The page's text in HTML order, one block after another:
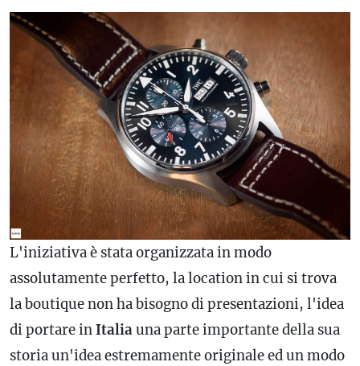
L'iniziativa è stata organizzata in modo
assolutamente perfetto, la location in cui si trova
la boutique non ha bisogno di presentazioni, l'idea
di portare inItaliauna parte importante della sua
storia un'idea estremamente originale ed un modo